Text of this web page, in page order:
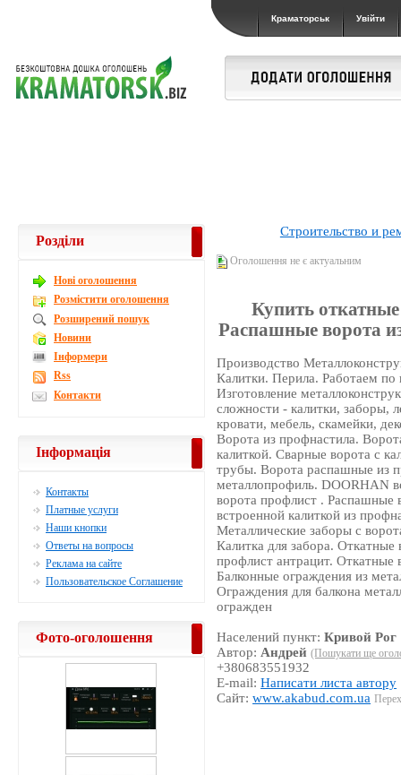
Краматорськ Увійти
Строительство и
Оголошення не є актуальним
Купить
Распашные ворота
Производство
Калитки. Перила. Работаем по
Изготовление
сложности - калитки, заборы,
кровати, мебель, скамейки,
Ворота из профнастила.
калиткой. Сварные ворота с
трубы. Ворота распашные из
металлопрофиль. DOORHAN
ворота профлист . Распашные
встроенной калиткой из
Металлические заборы с
Калитка для забора.
профлист антрацит. Откатные
Балконные ограждения из
Ограждения для балкона
огражден
Населений пункт:Кривой Рог
Автор: Андрей (Пошукати ще
+380683551932
E-mail:Написати листа автору
Сайт:www.akabud.com.ua
Розділи
Новi оголошення
Розмістити оголошення
Розширений пошук
Новини
Інформери
Rss
Контакти
Інформація
Контакты
Платные услуги
Наши кнопки
Ответы на вопросы
Реклама на сайте
Пользовательское Соглашение
Фото-оголошення